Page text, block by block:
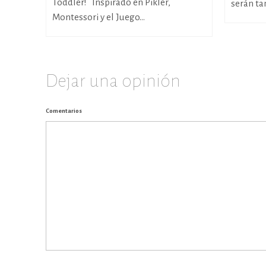
Toddler! Inspirado en Pikler,
Montessori y el Juego...
serán
Dejar una opinión
Comentarios